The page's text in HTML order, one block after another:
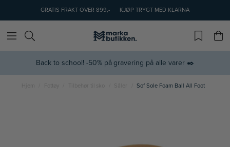
GRATIS FRAKT OVER 899,- KJØP TRYGT MED KLARNA
Back to school! -50% på gravering på alle varer ✒️
Hjem Fottøy Tilbehør til sko Sof Sole Foam Ball All Foot